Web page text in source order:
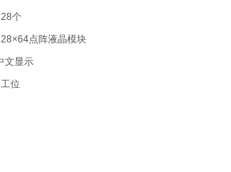
个
点阵液晶模块
文显示
位